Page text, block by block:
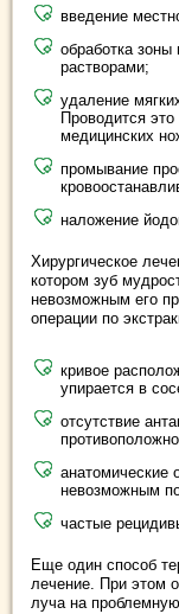
введение
обработка зоны
растворами;
удаление
Проводится
медицинских
промывание
наложение
Хирургическое
котором зуб
невозможным его
операции по
кривое
упирается в
отсутствие
анатомические
невозможным
частые
Еще один способ
лечение. При этом
луча на